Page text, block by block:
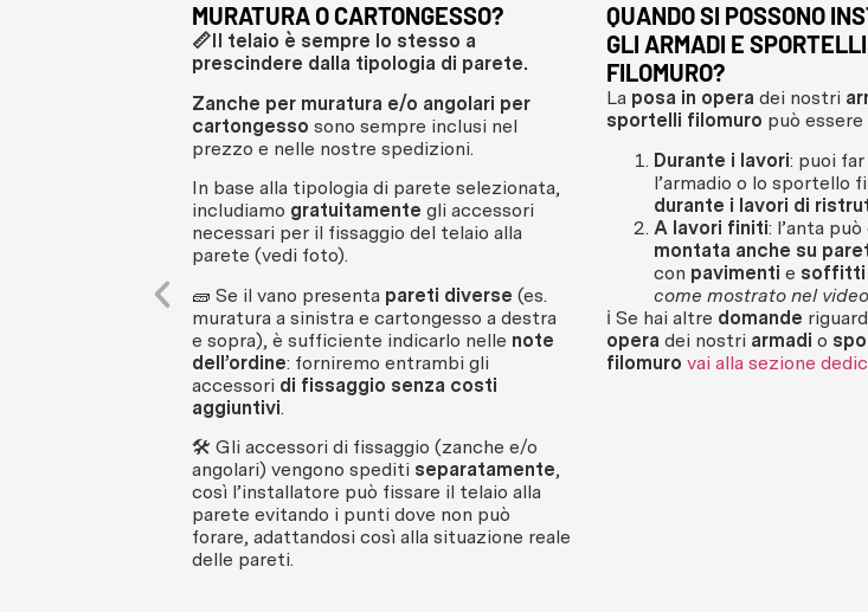
MURATURA O CARTONGESSO?
📏Il telaio è sempre lo stesso a
prescindere dalla tipologia di parete.
Zanche per muratura e/o angolari per
cartongesso sono sempre inclusi nel
prezzo e nelle nostre spedizioni.
In base alla tipologia di parete selezionata,
includiamo gratuitamente gli accessori
necessari per il fissaggio del telaio alla
parete (vedi foto).
🧱 Se il vano presenta pareti diverse (es.
muratura a sinistra e cartongesso a destra
e sopra), è sufficiente indicarlo nelle note
dell’ordine: forniremo entrambi gli
accessori di fissaggio senza costi
aggiuntivi.
🛠 Gli accessori di fissaggio (zanche e/o
angolari) vengono spediti separatamente,
così l’installatore può fissare il telaio alla
parete evitando i punti dove non può
forare, adattandosi così alla situazione reale
delle pareti.
QUANDO SI POSSONO
GLI ARMADI E SPORTELLI
FILOMURO?
La posa in opera dei nostri
sportelli filomuro può essere
Durante i lavori: puoi far
l’armadio o lo sportello
durante i lavori di
A lavori finiti: l’anta
montata anche su
con pavimenti e soffitti
come mostrato nel
ℹ️ Se hai altre domande
opera dei nostri armadi o
filomuro vai alla sezione